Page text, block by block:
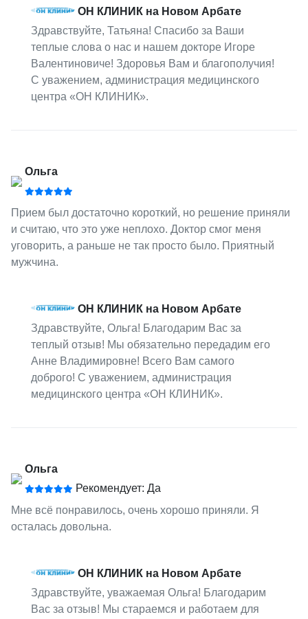
ОН КЛИНИК на Новом Арбате
Здравствуйте, Татьяна! Спасибо за Ваши
теплые слова о нас и нашем докторе Игоре
Валентиновиче! Здоровья Вам и благополучия!
С уважением, администрация медицинского
центра «ОН КЛИНИК».
Ольга
Прием был достаточно короткий, но решение приняли
и считаю, что это уже неплохо. Доктор смог меня
уговорить, а раньше не так просто было. Приятный
мужчина.
ОН КЛИНИК на Новом Арбате
Здравствуйте, Ольга! Благодарим Вас за
теплый отзыв! Мы обязательно передадим его
Анне Владимировне! Всего Вам самого
доброго! С уважением, администрация
медицинского центра «ОН КЛИНИК».
Ольга
Рекомендует: Да
Мне всё понравилось, очень хорошо приняли. Я
осталась довольна.
ОН КЛИНИК на Новом Арбате
Здравствуйте, уважаемая Ольга! Благодарим
Вас за отзыв! Мы стараемся и работаем для